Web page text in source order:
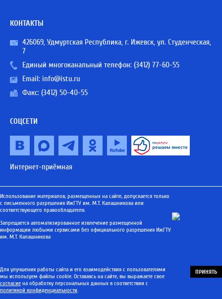
КОНТАКТЫ
426069, Удмуртская Республика, г. Ижевск, ул. Студенческая,
7
Единый многоканальный телефон: (3412) 77-60-55
Email: info@istu.ru
Факс: (3412) 50-40-55
СОЦСЕТИ
Интернет-приёмная
Использование материалов, размещенных на сайте, допускается только
с письменного разрешения ИжГТУ им. М.Т. Калашникова или
соответствующего правообладателя.
Запрещается автоматизированное извлечение размещенной
информации любыми сервисами без официального разрешения ИжГТУ
им. М.Т. Калашникова
Для улучшения работы сайта и его взаимодействия с пользователями
мы используем файлы cookie. Оставаясь на сайте, вы выражаете свое
согласие на обработку персональных данных в соответствии с
политикой конфиденциальности.
ПРИНЯТЬ